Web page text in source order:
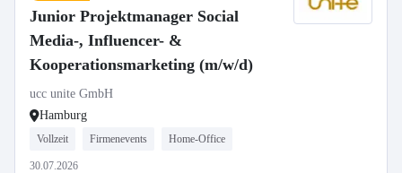
Junior Projektmanager Social
Media-, Influencer- &
Kooperationsmarketing (m/w/d)
ucc unite GmbH
Hamburg
Vollzeit Firmenevents Home-Office
30.07.2026